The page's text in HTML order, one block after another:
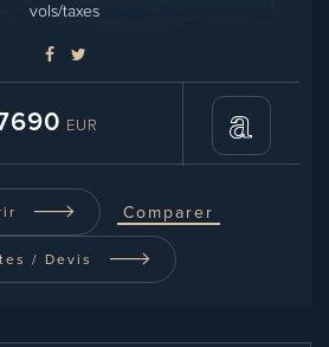
vols/taxes
EUR
Comparer
/ Devis